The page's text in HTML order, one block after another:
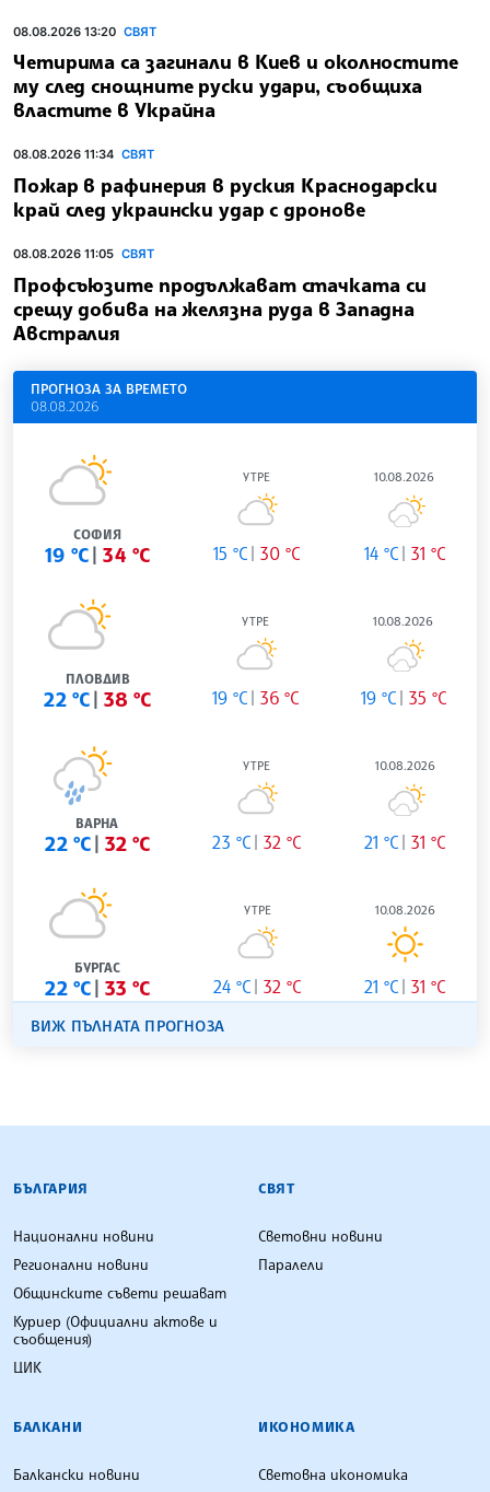
08.08.2026 13:20 СВЯТ
Четирима са загинали в Киев и околностите
му след снощните руски удари, съобщиха
властите в Украйна
08.08.2026 11:34 СВЯТ
Пожар в рафинерия в руския Краснодарски
край след украински удар с дронове
08.08.2026 11:05 СВЯТ
Профсъюзите продължават стачката си
срещу добива на желязна руда в Западна
Австралия
ПРОГНОЗА ЗА ВРЕМЕТО
08.08.2026
СОФИЯ
19 °C 34 °C
УТРЕ
15 °C 30 °C
10.08.2026
14 °C 31 °C
ПЛОВДИВ
22 °C 38 °C
УТРЕ
19 °C 36 °C
10.08.2026
19 °C 35 °C
ВАРНА
22 °C 32 °C
УТРЕ
23 °C 32 °C
10.08.2026
21 °C 31 °C
БУРГАС
22 °C 33 °C
УТРЕ
24 °C 32 °C
10.08.2026
21 °C 31 °C
ВИЖ ПЪЛНАТА ПРОГНОЗА
БЪЛГАРСКА ТЕЛЕГРАФНА АГЕНЦИЯ
БЪЛГАРИЯ
Национални новини
Регионални новини
Общинските съвети решават
Куриер (Официални актове и
съобщения)
ЦИК
СВЯТ
Световни новини
Паралели
БАЛКАНИ
Балкански новини
ИКОНОМИКА
Световна икономика